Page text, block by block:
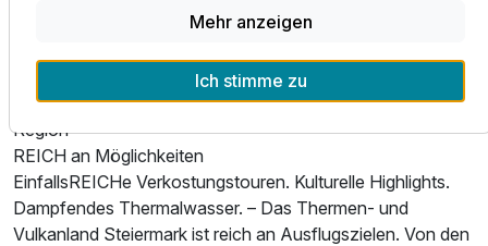
ob Sie lieber wandern, Rad fahren, golfen oder doch
Lebensqualität zu beREICHern.
Region
REICH an Möglichkeiten
EinfallsREICHe Verkostungstouren. Kulturelle Highlights.
Dampfendes Thermalwasser. – Das Thermen- und
Vulkanland Steiermark ist reich an Ausflugszielen. Von den
Mehr anzeigen
Ich stimme zu